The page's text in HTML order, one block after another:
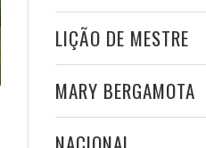
LIÇÃO DE MESTRE
MARY BERGAMOTA